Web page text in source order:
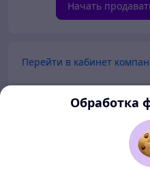
Начать
Перейти в кабинет
Перейти в личный
Обработка